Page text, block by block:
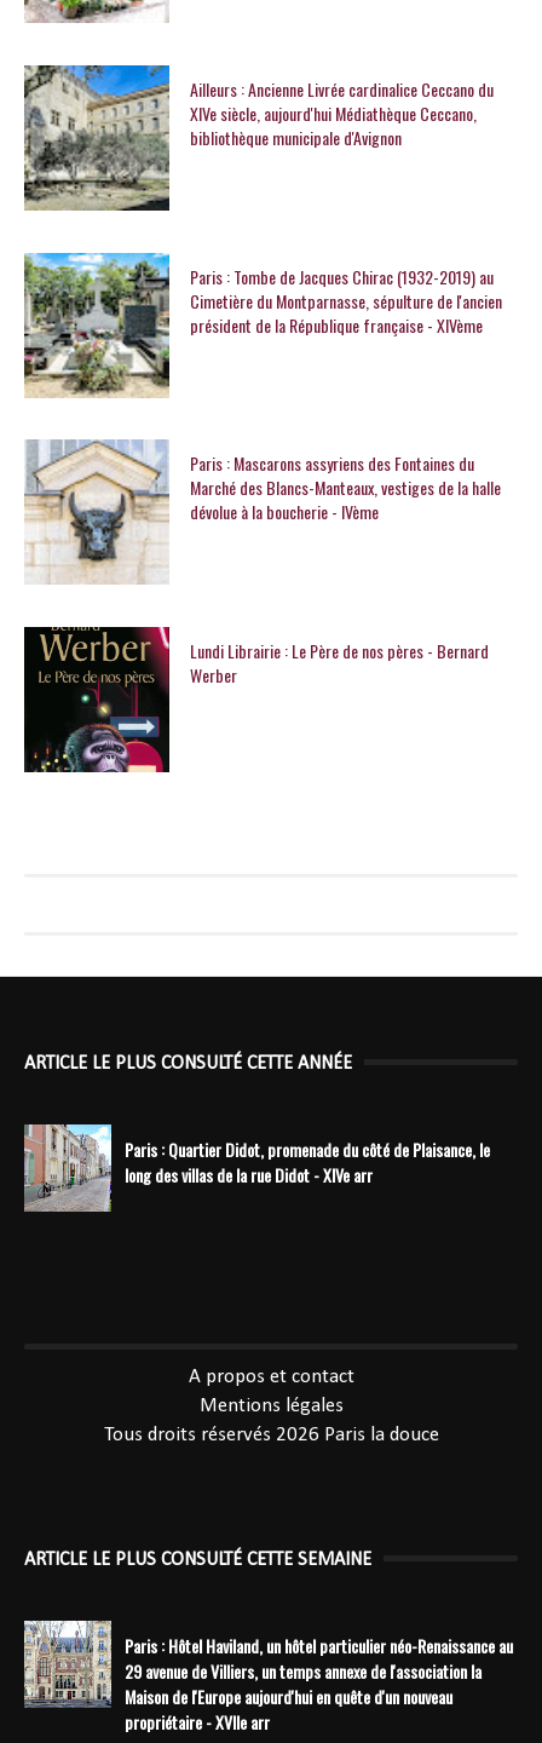
Ailleurs : Ancienne Livrée cardinalice Ceccano du
XIVe siècle, aujourd'hui Médiathèque Ceccano,
bibliothèque municipale d'Avignon
Paris : Tombe de Jacques Chirac (1932-2019) au
Cimetière du Montparnasse, sépulture de l'ancien
président de la République française - XIVème
Paris : Mascarons assyriens des Fontaines du
Marché des Blancs-Manteaux, vestiges de la halle
dévolue à la boucherie - IVème
Lundi Librairie : Le Père de nos pères - Bernard
Werber
ARTICLE LE PLUS CONSULTÉ CETTE ANNÉE
Paris : Quartier Didot, promenade du côté de Plaisance, le
long des villas de la rue Didot - XIVe arr
A propos et contact
Mentions légales
Tous droits réservés 2026 Paris la douce
ARTICLE LE PLUS CONSULTÉ CETTE SEMAINE
Paris : Hôtel Haviland, un hôtel particulier néo-Renaissance au
29 avenue de Villiers, un temps annexe de l'association la
Maison de l'Europe aujourd'hui en quête d'un nouveau
propriétaire - XVIIe arr